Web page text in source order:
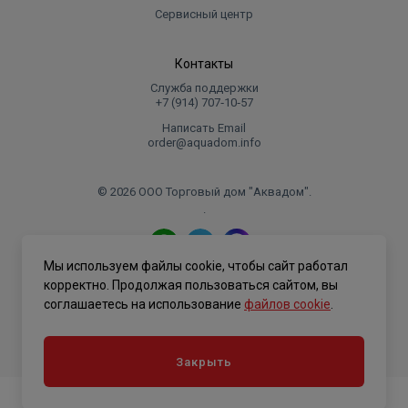
Сервисный центр
Контакты
Служба поддержки
+7 (914) 707‑10‑57
Написать Email
order@aquadom.info
© 2026 ООО Торговый дом "Аквадом".
.
Политика конфиденциальности
Мы используем файлы cookie, чтобы сайт работал
корректно. Продолжая пользоваться сайтом, вы
соглашаетесь на использование файлов cookie
Закрыть